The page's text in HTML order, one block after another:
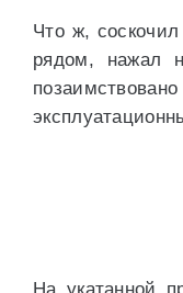
Что ж,
рядом, нажал